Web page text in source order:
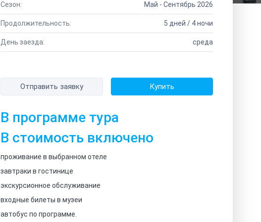
Сезон: Май - Сентябрь 2026
Продолжительность: 5 дней / 4 ночи
День заезда: среда
Отправить заявку Купить
В программе тура
В стоимость включено
проживание в выбранном отеле
завтраки в гостинице
экскурсионное обслуживание
входные билеты в музеи
автобус по программе.